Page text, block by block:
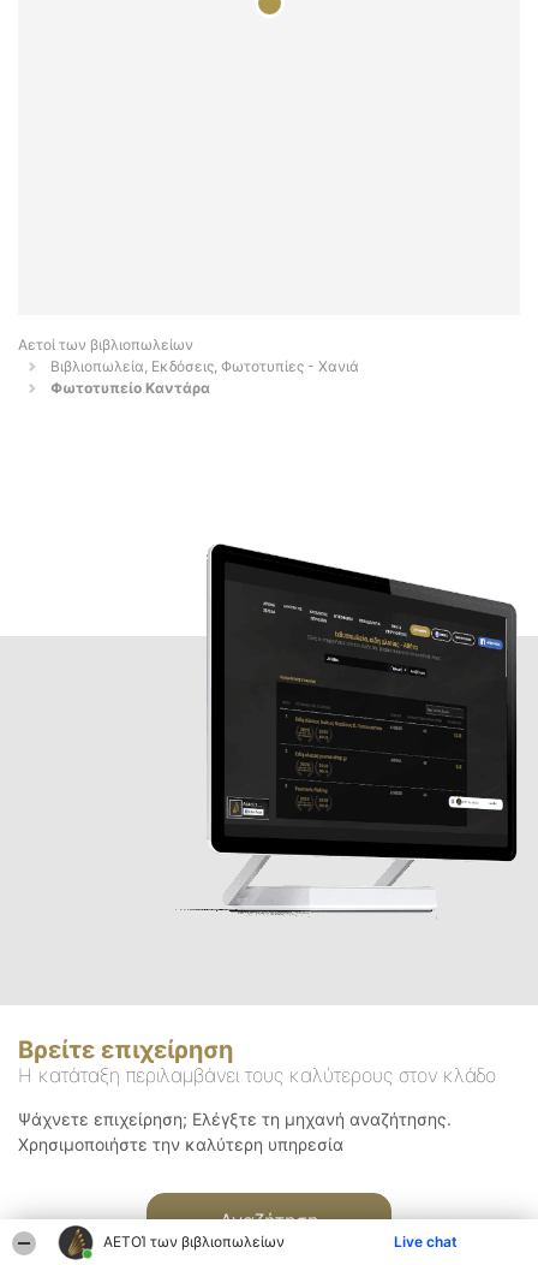
ΑΕΤΟΊ των βιβλιοπωλείων Live chat
Αετοί των βιβλιοπωλείων
Βιβλιοπωλεία, Εκδόσεις, Φωτοτυπίες - Χανιά
Φωτοτυπείο Καντάρα
Βρείτε επιχείρηση
Η κατάταξη περιλαμβάνει τους καλύτερους στον κλάδο
Ψάχνετε επιχείρηση; Ελέγξτε τη μηχανή αναζήτησης.
Χρησιμοποιήστε την καλύτερη υπηρεσία
Αναζήτηση